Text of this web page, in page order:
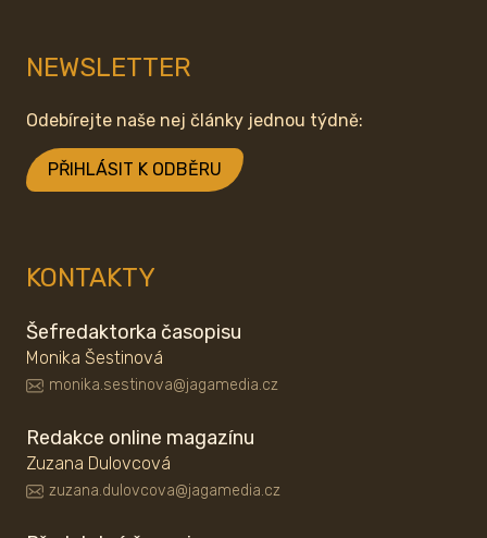
NEWSLETTER
Odebírejte naše nej články jednou týdně:
PŘIHLÁSIT K ODBĚRU
KONTAKTY
Šefredaktorka časopisu
Monika Šestinová
monika.sestinova@jagamedia.cz
Redakce online magazínu
Zuzana Dulovcová
zuzana.dulovcova@jagamedia.cz